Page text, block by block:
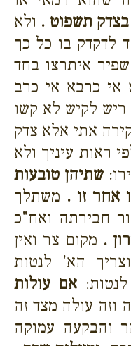
בצדק תשפוט . ולא
לדקדק בו כל כך
שפיר איתרצו בחד
אי כרבא אי כרב
ריש לקיש לא קשו
אתי אלא צדק
ראות עיניך ולא
שתיהן טובעות
אחר זו . משתלך
חבירתה ואח"כ
. מקום צר ואין
הא' לנטות
לנטות:אם עולות
וזה עולה מצד זה
והבקעה עמוקה